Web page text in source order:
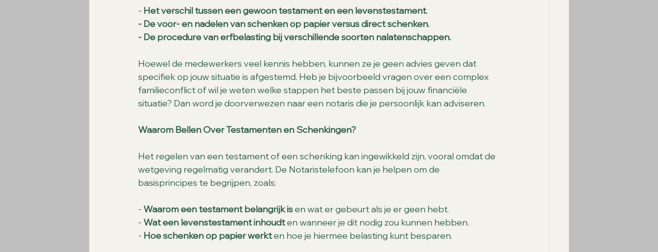
- Het verschil tussen een gewoon testament en een levenstestament.
- De voor- en nadelen van schenken op papier versus direct schenken.
- De procedure van erfbelasting bij verschillende soorten nalatenschappen.
Hoewel de medewerkers veel kennis hebben, kunnen ze je geen advies geven dat
specifiek op jouw situatie is afgestemd. Heb je bijvoorbeeld vragen over een complex
familieconflict of wil je weten welke stappen het beste passen bij jouw financiële
situatie? Dan word je doorverwezen naar een notaris die je persoonlijk kan adviseren.
Waarom Bellen Over Testamenten en Schenkingen?
Het regelen van een testament of een schenking kan ingewikkeld zijn, vooral omdat de
wetgeving regelmatig verandert. De Notaristelefoon kan je helpen om de
basisprincipes te begrijpen, zoals:
- Waarom een testament belangrijk is en wat er gebeurt als je er geen hebt.
- Wat een levenstestament inhoudt en wanneer je dit nodig zou kunnen hebben.
- Hoe schenken op papier werkt en hoe je hiermee belasting kunt besparen.